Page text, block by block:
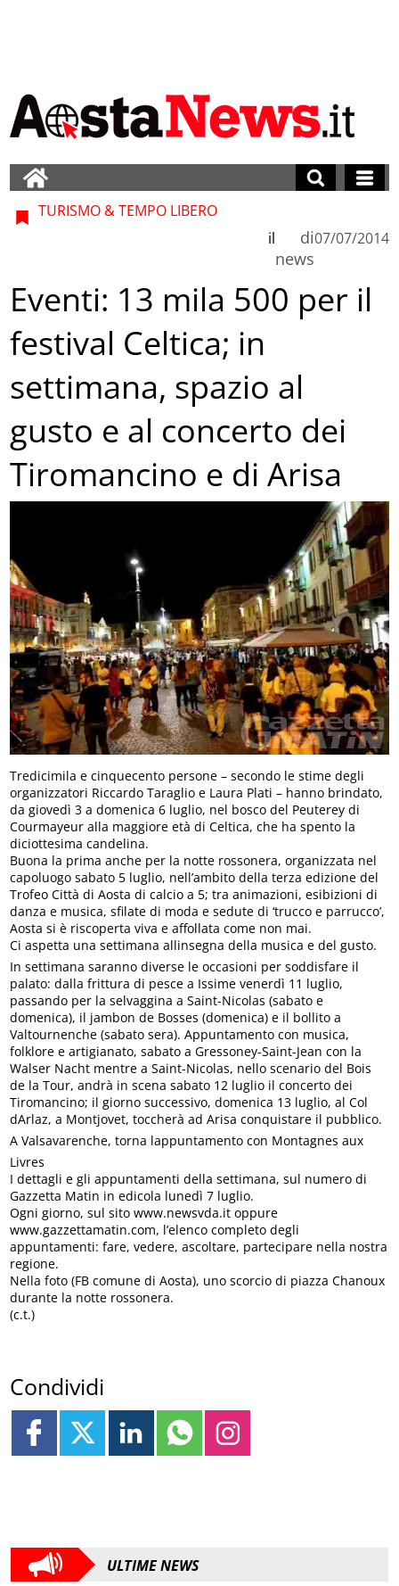
TURISMO & TEMPO LIBERO
di
news
il 07/07/2014
Eventi: 13 mila 500 per il
festival Celtica; in
settimana, spazio al
gusto e al concerto dei
Tiromancino e di Arisa
Tredicimila e cinquecento persone – secondo le stime degli
organizzatori Riccardo Taraglio e Laura Plati – hanno brindato,
da giovedì 3 a domenica 6 luglio, nel bosco del Peuterey di
Courmayeur alla maggiore età di Celtica, che ha spento la
diciottesima candelina.
Buona la prima anche per la notte rossonera, organizzata nel
capoluogo sabato 5 luglio, nell’ambito della terza edizione del
Trofeo Città di Aosta di calcio a 5; tra animazioni, esibizioni di
danza e musica, sfilate di moda e sedute di ‘trucco e parrucco’,
Aosta si è riscoperta viva e affollata come non mai.
Ci aspetta una settimana allinsegna della musica e del gusto.
In settimana saranno diverse le occasioni per soddisfare il
palato: dalla frittura di pesce a Issime venerdì 11 luglio,
passando per la selvaggina a Saint-Nicolas (sabato e
domenica), il jambon de Bosses (domenica) e il bollito a
Valtournenche (sabato sera). Appuntamento con musica,
folklore e artigianato, sabato a Gressoney-Saint-Jean con la
Walser Nacht mentre a Saint-Nicolas, nello scenario del Bois
de la Tour, andrà in scena sabato 12 luglio il concerto dei
Tiromancino; il giorno successivo, domenica 13 luglio, al Col
dArlaz, a Montjovet, toccherà ad Arisa conquistare il pubblico.
A Valsavarenche, torna lappuntamento con Montagnes aux
Livres
I dettagli e gli appuntamenti della settimana, sul numero di
Gazzetta Matin in edicola lunedì 7 luglio.
Ogni giorno, sul sito www.newsvda.it oppure
www.gazzettamatin.com, l’elenco completo degli
appuntamenti: fare, vedere, ascoltare, partecipare nella nostra
regione.
Nella foto (FB comune di Aosta), uno scorcio di piazza Chanoux
durante la notte rossonera.
(c.t.)
Condividi
ULTIME NEWS